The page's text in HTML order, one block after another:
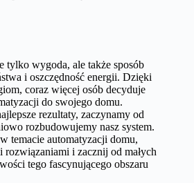
tylko wygoda, ale także sposób
i oszczędność energii. Dzięki
coraz więcej osób decyduje
do swojego domu.
rezultaty, zaczynamy od
rozbudowujemy nasz system.
temacie automatyzacji domu,
rozwiązaniami i zacznij od małych
tego fascynującego obszaru